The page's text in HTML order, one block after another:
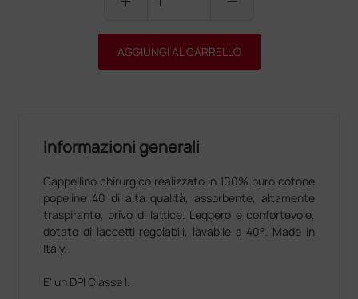
AGGIUNGI AL CARRELLO
Informazioni generali
Cappellino chirurgico realizzato in 100% puro cotone
popeline 40 di alta qualità, assorbente, altamente
traspirante, privo di lattice. Leggero e confortevole,
dotato di laccetti regolabili, lavabile a 40°. Made in
Italy.
E' un DPI Classe I.